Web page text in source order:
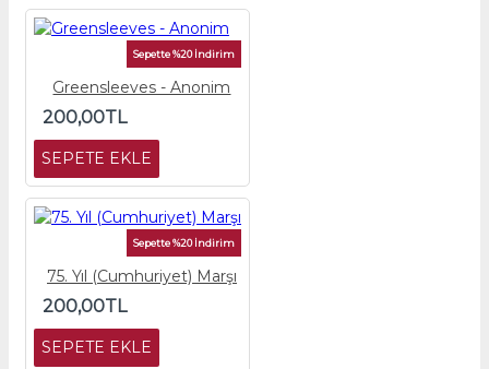
Sepette %20 İndirim
Greensleeves - Anonim
200,00TL
SEPETE EKLE
Sepette %20 İndirim
75. Yıl (Cumhuriyet) Marşı
200,00TL
SEPETE EKLE